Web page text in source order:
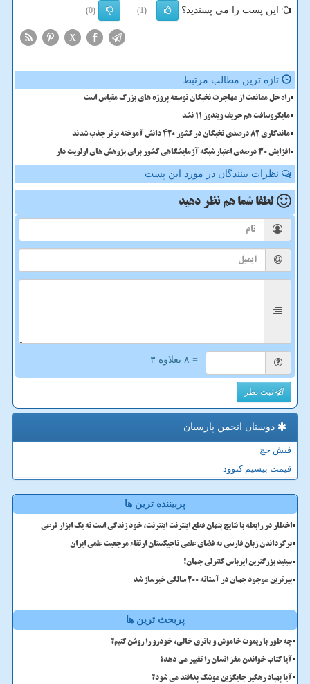
این پست را می پسندید؟ (1)
(0)
X
تازه ترین مطالب مرتبط
راه حل ممانعت از مهاجرت نخبگان توسعه پروژه های بزرگ مقیاس است
مایکروسافت هم حریف ویندوز 11 نشد
ماندگاری 82 درصدی نخبگان در کشور 420 دانش آموخته برتر جذب شدند
افزایش 30 درصدی اعتبار شبکه آزمایشگاهی کشور برای پژوهش های اولویت دار
نظرات بینندگان در مورد این پست
لطفا شما هم نظر دهید
= ۸ بعلاوه ۳
ثبت نظر
دوستان انجمن پارسیان
فیش حج
قیمت بیسیم کنوود
پربیننده ترین ها
اخطار در رابطه با نتایج پنهان قطع اینترنت اینترنت، خود زندگی است نه یک ابزار فرعی
برگرداندن زبان فارسی به فضای علمی تاجیکستان ارتقاء مرجعیت علمی ایران
ببینید بزرگترین ایرباس کنترلی جهان!
پیرترین موجود جهان در آستانه ۲۰۰ سالگی خبرساز شد
پربحث ترین ها
چه طور با ریموت خاموش و باتری خالی، خودرو را روشن کنیم؟
آیا کتاب خواندن مغز انسان را تغییر می دهد؟
آیا پهپاد رهگیر جایگزین موشک پدافند می شود؟